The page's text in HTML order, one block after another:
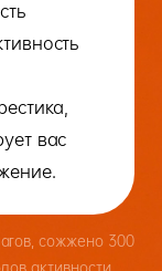
вас
сожжено 300
активности.